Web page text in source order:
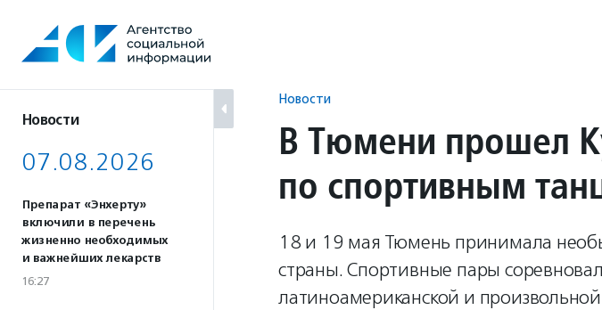
содержанию
Новости
07.08.2026
Препарат «Энхерту»
включили в перечень
жизненно необходимых
и важнейших лекарств
16:27
Новости
В Тюмени прошел
по спортивным
18 и 19 мая Тюмень принимала
страны. Спортивные пары
латиноамериканской и